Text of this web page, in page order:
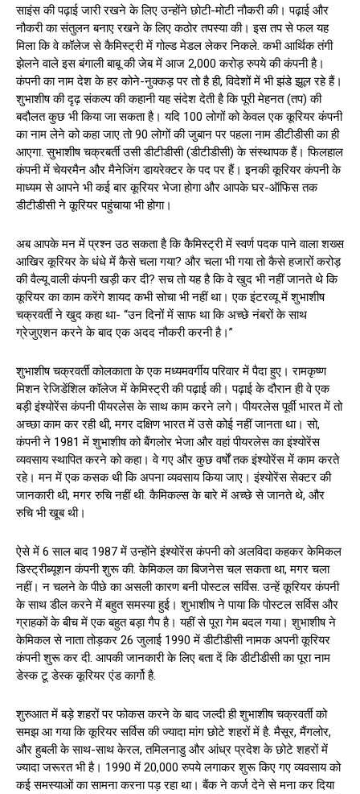
साइंस की पढ़ाई जारी रखने के लिए उन्होंने छोटी-मोटी नौकरी की। पढ़ाई और
नौकरी का संतुलन बनाए रखने के लिए कठोर तपस्या की। इस तप से फल यह
मिला कि वे कॉलेज से कैमिस्ट्री में गोल्ड मेडल लेकर निकले. कभी आर्थिक तंगी
झेलने वाले इस बंगाली बाबू की जेब में आज 2,000 करोड़ रुपये की कंपनी है।
कंपनी का नाम देश के हर कोने-नुक्कड़ पर तो है ही, विदेशों में भी झंडे झूल रहे हैं।
शुभाशीष की दृढ़ संकल्प की कहानी यह संदेश देती है कि पूरी मेहनत (तप) की
बदौलत कुछ भी किया जा सकता है। यदि 100 लोगों को केवल एक कूरियर कंपनी
का नाम लेने को कहा जाए तो 90 लोगों की जुबान पर पहला नाम डीटीडीसी का ही
आएगा. सुभाशीष चक्रबर्ती उसी डीटीडीसी (डीटीडीसी) के संस्थापक हैं। फिलहाल
कंपनी में चेयरमैन और मैनेजिंग डायरेक्टर के पद पर हैं। इनकी कूरियर कंपनी के
माध्यम से आपने भी कई बार कूरियर भेजा होगा और आपके घर-ऑफिस तक
डीटीडीसी ने कूरियर पहुंचाया भी होगा।
अब आपके मन में प्रश्न उठ सकता है कि कैमिस्ट्री में स्वर्ण पदक पाने वाला शख्स
आखिर कूरियर के धंधे में कैसे चला गया? और चला भी गया तो कैसे हजारों करोड़
की वैल्यू वाली कंपनी खड़ी कर दी? सच तो यह है कि वे खुद भी नहीं जानते थे कि
कूरियर का काम करेंगे शायद कभी सोचा भी नहीं था। एक इंटरव्यू में शुभाशीष
चक्रवर्ती ने खुद कहा था- “उन दिनों में साफ था कि अच्छे नंबरों के साथ
ग्रेजुएशन करने के बाद एक अदद नौकरी करनी है।”
शुभाशीष चक्रवर्ती कोलकाता के एक मध्यमवर्गीय परिवार में पैदा हुए। रामकृष्ण
मिशन रेजिडेंशिल कॉलेज में केमिस्ट्री की पढ़ाई की। पढ़ाई के दौरान ही वे एक
बड़ी इंश्योरेंस कंपनी पीयरलेस के साथ काम करने लगे। पीयरलेस पूर्वी भारत में तो
अच्छा काम कर रही थी, मगर दक्षिण भारत में उसे कोई नहीं जानता था। सो,
कंपनी ने 1981 में शुभाशीष को बैंगलोर भेजा और वहां पीयरलेस का इंश्योरेंस
व्यवसाय स्थापित करने को कहा। वे गए और कुछ वर्षों तक इंश्योरेंस में काम करते
रहे। मन में एक कसक थी कि अपना व्यवसाय किया जाए। इंश्योरेंस सेक्टर की
जानकारी थी, मगर रुचि नहीं थी. कैमिकल्स के बारे में अच्छे से जानते थे, और
रुचि भी खूब थी।
ऐसे में 6 साल बाद 1987 में उन्होंने इंश्योरेंस कंपनी को अलविदा कहकर केमिकल
डिस्ट्रीब्यूशन कंपनी शुरू की. केमिकल का बिजनेस चल सकता था, मगर चला
नहीं। न चलने के पीछे का असली कारण बनी पोस्टल सर्विस. उन्हें कूरियर कंपनी
के साथ डील करने में बहुत समस्या हुई। शुभाशीष ने पाया कि पोस्टल सर्विस और
ग्राहकों के बीच में एक बहुत बड़ा गैप है। यहीं से पूरा गेम बदल गया। शुभाशीष ने
केमिकल से नाता तोड़कर 26 जुलाई 1990 में डीटीडीसी नामक अपनी कूरियर
कंपनी शुरू कर दी. आपकी जानकारी के लिए बता दें कि डीटीडीसी का पूरा नाम
डेस्क टू डेस्क कूरियर एंड कार्गो है.
शुरुआत में बड़े शहरों पर फोकस करने के बाद जल्दी ही शुभाशीष चक्रवर्ती को
समझ आ गया कि कूरियर सर्विस की ज्यादा मांग छोटे शहरों में है. मैसूर, मैंगलोर,
और हुबली के साथ-साथ केरल, तमिलनाडु और आंध्र प्रदेश के छोटे शहरों में
ज्यादा जरूरत भी है। 1990 में 20,000 रुपये लगाकर शुरू किए गए व्यवसाय को
कई समस्याओं का सामना करना पड़ रहा था। बैंक ने कर्ज देने से मना कर दिया